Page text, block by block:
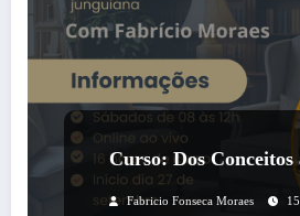
Curso: Dos
Fabricio Fonseca Moraes